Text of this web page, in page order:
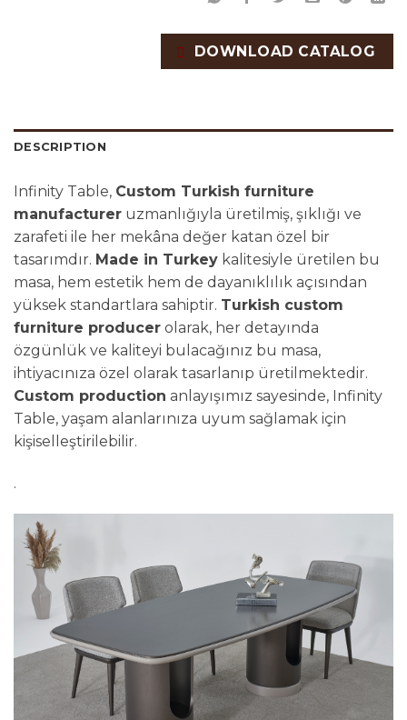
DOWNLOAD CATALOG
DESCRIPTION
Infinity Table, Custom Turkish furniture
manufacturer uzmanlığıyla üretilmiş, şıklığı ve
zarafeti ile her mekâna değer katan özel bir
tasarımdır. Made in Turkey kalitesiyle üretilen bu
masa, hem estetik hem de dayanıklılık açısından
yüksek standartlara sahiptir. Turkish custom
furniture producer olarak, her detayında
özgünlük ve kaliteyi bulacağınız bu masa,
ihtiyacınıza özel olarak tasarlanıp üretilmektedir.
Custom production anlayışımız sayesinde, Infinity
Table, yaşam alanlarınıza uyum sağlamak için
kişiselleştirilebilir.
.